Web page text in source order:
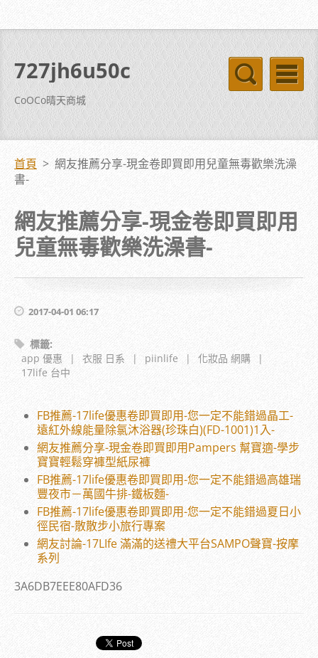
727jh6u50c
CoOCo晴天商城
首頁 > 網友推薦分享-現金卷即買即用兒童無毒歡樂洗澡
書-
網友推薦分享-現金卷即買即用
兒童無毒歡樂洗澡書-
2017-04-01 06:17
標籤:
app 優惠
| 衣服 日系 | piinlife | 化妝品 網購
|
17life 台中
FB推薦-17life優惠卷即買即用-您一定不能錯過晶工-
遠紅外線能量除氯沐浴器(珍珠白)(FD-1001)1入-
網友推薦分享-現金卷即買即用Pampers 幫寶適-學步
寶寶輕鬆穿褲型紙尿褲
FB推薦-17life優惠卷即買即用-您一定不能錯過高雄瑞
豐夜市－萬國牛排-鐵板麵-
FB推薦-17life優惠卷即買即用-您一定不能錯過夏日小
徑民宿-散散步小旅行專案
網友討論-17LIfe 滿滿的送禮大平台SAMPO聲寶-按摩
系列
3A6DB7EEE80AFD36